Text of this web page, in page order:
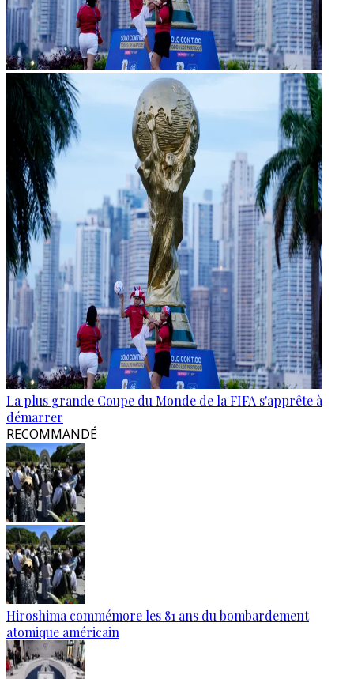
La plus grande Coupe du Monde de la FIFA s'apprête à
démarrer
RECOMMANDÉ
Hiroshima commémore les 81 ans du bombardement
atomique américain